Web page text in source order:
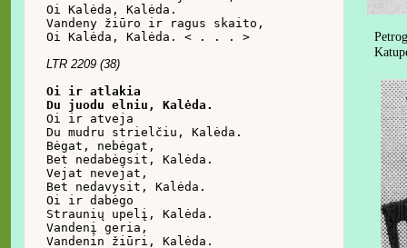
Oi Kalėda, Kalėda.
Vandeny žiūro ir ragus skaito,
Oi Kalėda, Kalėda. < . . . >
LTR 2209 (38)
Oi ir atlakia
Du juodu elniu, Kalėda.
Oi ir atveja
Du mudru strielčiu, Kalėda.
Bėgat, nebėgat,
Bet nedabėgsit, Kalėda.
Vejat nevejat,
Bet nedavysit, Kalėda.
Oi ir dabėgo
Straunių upelį, Kalėda.
Vandenį geria,
Vandenin žiūri, Kalėda.